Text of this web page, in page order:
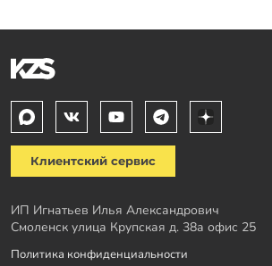
Клиентский сервис
ИП Игнатьев Илья Александрович
Смоленск улица Крупская д. 38а офис 25
Политика конфиденциальности